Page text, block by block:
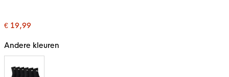
begin
de
€ 19,99
Andere kleuren